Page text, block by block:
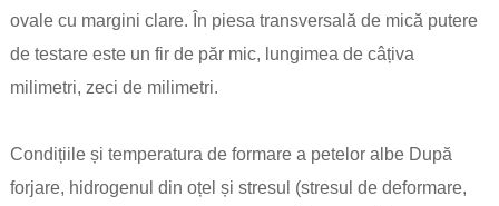
ovale cu margini clare. În piesa transversală de mică putere
de testare este un fir de păr mic, lungimea de câțiva
milimetri, zeci de milimetri.
Condițiile și temperatura de formare a petelor albe După
forjare, hidrogenul din oțel și stresul (stresul de deformare,